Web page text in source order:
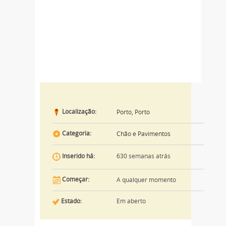
Localização: Porto, Porto
Categoria: Chão e Pavimentos
Inserido há: 630 semanas atrás
Começar: A qualquer momento
Estado: Em aberto